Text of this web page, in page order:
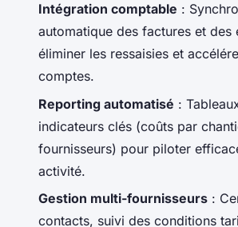
Intégration comptable :
automatique des factures et des
éliminer les ressaisies et
comptes.
Reporting automatisé :
indicateurs clés (coûts par
fournisseurs) pour piloter
activité.
Gestion multi-fournisseurs :
contacts, suivi des conditions